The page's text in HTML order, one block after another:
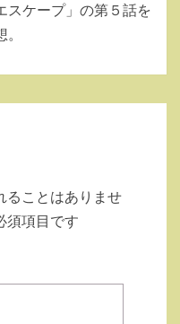
スケープ」の第５話を
ることはありませ
須項目です